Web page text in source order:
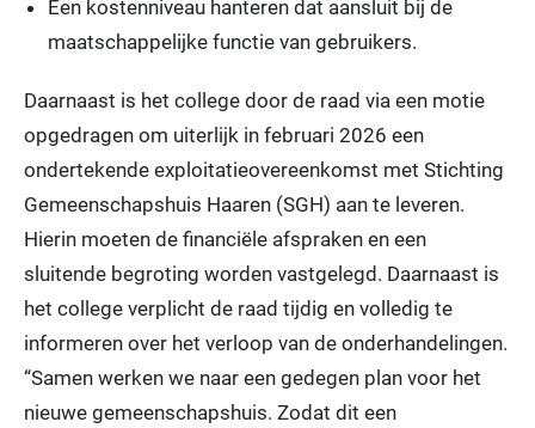
Een kostenniveau hanteren dat aansluit bij de
maatschappelijke functie van gebruikers.
Daarnaast is het college door de raad via een motie
opgedragen om uiterlijk in februari 2026 een
ondertekende exploitatieovereenkomst met Stichting
Gemeenschapshuis Haaren (SGH) aan te leveren.
Hierin moeten de financiële afspraken en een
sluitende begroting worden vastgelegd. Daarnaast is
het college verplicht de raad tijdig en volledig te
informeren over het verloop van de onderhandelingen.
“Samen werken we naar een gedegen plan voor het
nieuwe gemeenschapshuis. Zodat dit een